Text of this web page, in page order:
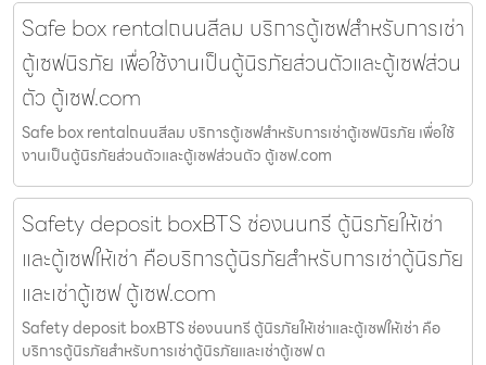
Safe box rentalถนนสีลม บริการตู้เซฟสำหรับการเช่า
ตู้เซฟนิรภัย เพื่อใช้งานเป็นตู้นิรภัยส่วนตัวและตู้เซฟส่วน
ตัว ตู้เซฟ.com
Safe box rentalถนนสีลม บริการตู้เซฟสำหรับการเช่าตู้เซฟนิรภัย เพื่อใช้
งานเป็นตู้นิรภัยส่วนตัวและตู้เซฟส่วนตัว ตู้เซฟ.com
Safety deposit boxBTS ช่องนนทรี ตู้นิรภัยให้เช่า
และตู้เซฟให้เช่า คือบริการตู้นิรภัยสำหรับการเช่าตู้นิรภัย
และเช่าตู้เซฟ ตู้เซฟ.com
Safety deposit boxBTS ช่องนนทรี ตู้นิรภัยให้เช่าและตู้เซฟให้เช่า คือ
บริการตู้นิรภัยสำหรับการเช่าตู้นิรภัยและเช่าตู้เซฟ ต